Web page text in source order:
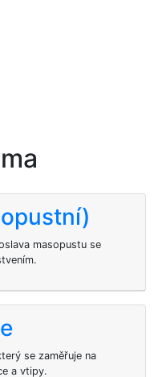
masopustu se
se zaměřuje na
a vtipy.